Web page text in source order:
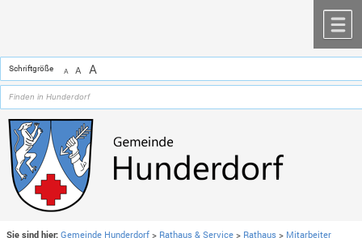
Schriftgröße A A A
Sie sind hier: Gemeinde Hunderdorf > Rathaus & Service > Rathaus > Mitarbeiter